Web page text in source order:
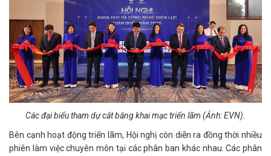
Các đại biểu tham dự cắt băng khai mạc triển lãm (Ảnh: EVN).
Bên cạnh hoạt động triển lãm, Hội nghị còn diễn ra đồng thời nhiều
phiên làm việc chuyên môn tại các phân ban khác nhau. Các phân